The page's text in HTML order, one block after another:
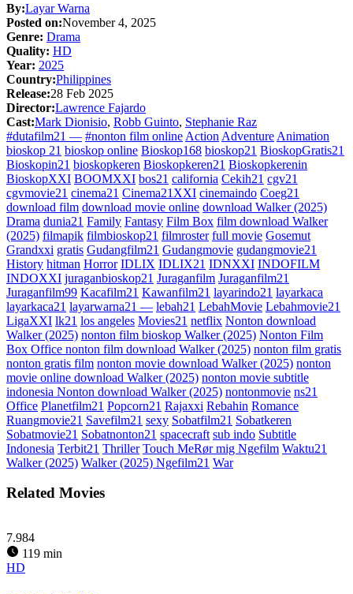
By:Layar Warna
Posted on:November 4, 2025
Genre: Drama
Quality: HD
Year: 2025
Country:Philippines
Release:28 Feb 2025
Director:Lawrence Fajardo
Cast:Mark Dionisio, Robb Guinto, Stephanie Raz
#dutafilm21 — #nonton film online Action Adventure Animation
bioskop 21 bioskop online Bioskop168 bioskop21 BioskopGratis21
Bioskopin21 bioskopkeren Bioskopkeren21 Bioskopkerenin
BioskopXXI BOOMXXI bos21 california Cekih21 cgv21
cgvmovie21 cinema21 Cinema21XXI cinemaindo Coeg21
download film download movie online download Walker (2025)
Drama dunia21 Family Fantasy Film Box film download Walker
(2025) filmapik filmbioskop21 filmroster full movie Gosemut
Grandxxi gratis Gudangfilm21 Gudangmovie gudangmovie21
History hitman Horror IDLIX IDLIX21 IDNXXI INDOFILM
INDOXXI juraganbioskop21 Juraganfilm Juraganfilm21
Juraganfilm99 Kacafilm21 Kawanfilm21 layarindo21 layarkaca
layarkaca21 layarwarna21 — lebah21 LebahMovie Lebahmovie21
LigaXXI lk21 los angeles Movies21 netflix Nonton download
Walker (2025) nonton film bioskop Walker (2025) Nonton Film
Box Office nonton film download Walker (2025) nonton film gratis
nonton gratis film nonton movie download Walker (2025) nonton
movie online download Walker (2025) nonton movie subtitle
indonesia Nonton download Walker (2025) nontonmovie ns21
Office Planetfilm21 Popcorn21 Rajaxxi Rebahin Romance
Ruangmovie21 Savefilm21 sexy Sobatfilm21 Sobatkeren
Sobatmovie21 Sobatnonton21 spacecraft sub indo Subtitle
Indonesia Terbit21 Thriller Touch MeRør mig Ngefilm Waktu21
Walker (2025) Walker (2025) Ngefilm21 War
Related Movies
7.984
119 min
HD